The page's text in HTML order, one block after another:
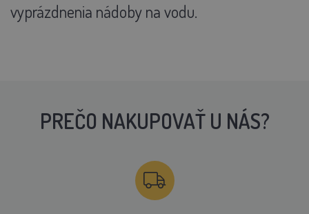
vyprázdnenia nádoby na vodu.
PREČO NAKUPOVAŤ U NÁS?